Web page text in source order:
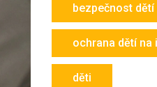
bezpečnost
ochrana dětí na
děti